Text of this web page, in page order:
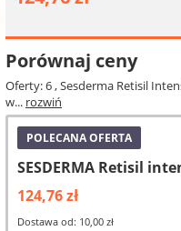
Porównaj ceny
Oferty: 6, Sesderma Retisil
w... rozwiń
POLECANA OFERTA
SESDERMA Retisil
124,76 zł
Dostawa od: 10,00 zł